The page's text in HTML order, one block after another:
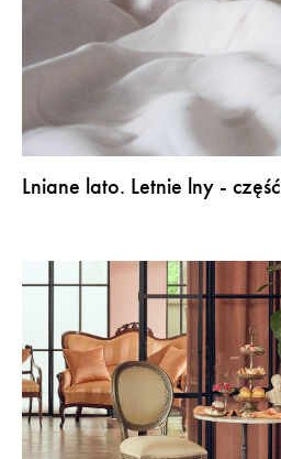
Lniane lato. Letnie lny -